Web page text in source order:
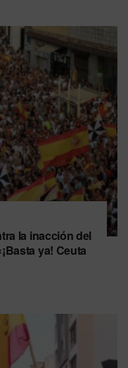
la inacción del
ya! Ceuta